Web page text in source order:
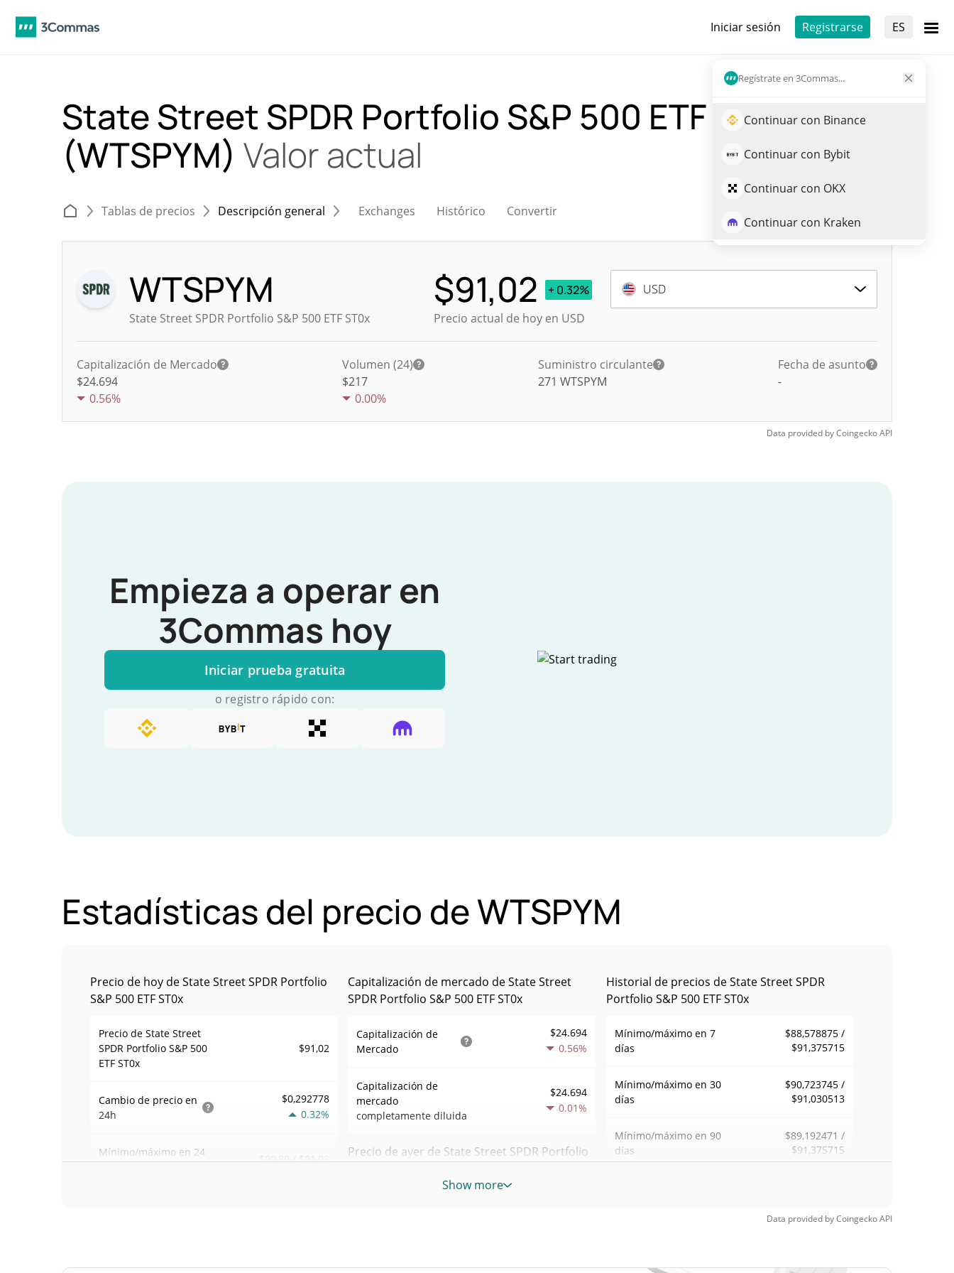
Iniciar sesión Registrarse ES
Regístrate en 3Commas...
Continuar con Binance
Continuar con Bybit
Continuar con OKX
Continuar con Kraken
State Street SPDR Portfolio S&P 500 ETF ST0x
(WTSPYM) Valor actual
Tablas de precios Descripción general Exchanges Histórico Convertir
WTSPYM
State Street SPDR Portfolio S&P 500 ETF ST0x
$91,02
+ 0.32%
Precio actual de hoy en USD
USD
Capitalización de Mercado
$24.694
0.56%
Volumen (24)
$217
0.00%
Suministro circulante
271 WTSPYM
Fecha de asunto
-
Data provided byCoingeckoAPI
Empieza a operar en
3Commas hoy
Iniciar prueba gratuita
o registro rápido con:
Estadísticas del precio de WTSPYM
Precio de hoy de State Street SPDR Portfolio
S&P 500 ETF ST0x
Precio de State Street
SPDR Portfolio S&P 500
ETF ST0x
$91,02
Cambio de precio en
24h
$0,292778
0.32%
Mínimo/máximo en 24
h
$90,89 / $91,03
Capitalización de mercado de State Street
SPDR Portfolio S&P 500 ETF ST0x
Capitalización de
Mercado
$24.694
0.56%
Capitalización de
mercado
completamente diluida
$24.694
0.01%
Precio de ayer de State Street SPDR Portfolio
$91,030513
Historial de precios de State Street SPDR
Portfolio S&P 500 ETF ST0x
Mínimo/máximo en 7
días
$88,578875 /
$91,375715
Mínimo/máximo en 30
días
$90,723745 /
$91,030513
Mínimo/máximo en 90
días
$89,192471 /
$91,375715
Show more
Data provided byCoingeckoAPI